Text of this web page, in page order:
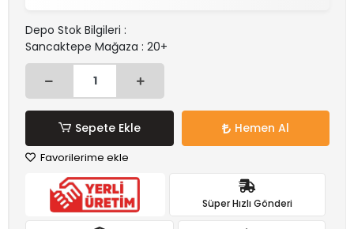
Depo Stok Bilgileri :
Sancaktepe Mağaza : 20+
Sepete Ekle Hemen Al
Favorilerime ekle
Süper Hızlı Gönderi